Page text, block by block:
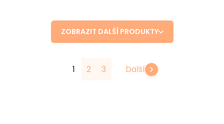
ZOBRAZIT DALŠÍ PRODUKTY
1 2 3 Další